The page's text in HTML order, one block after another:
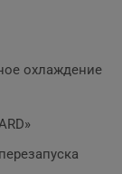
охлаждение